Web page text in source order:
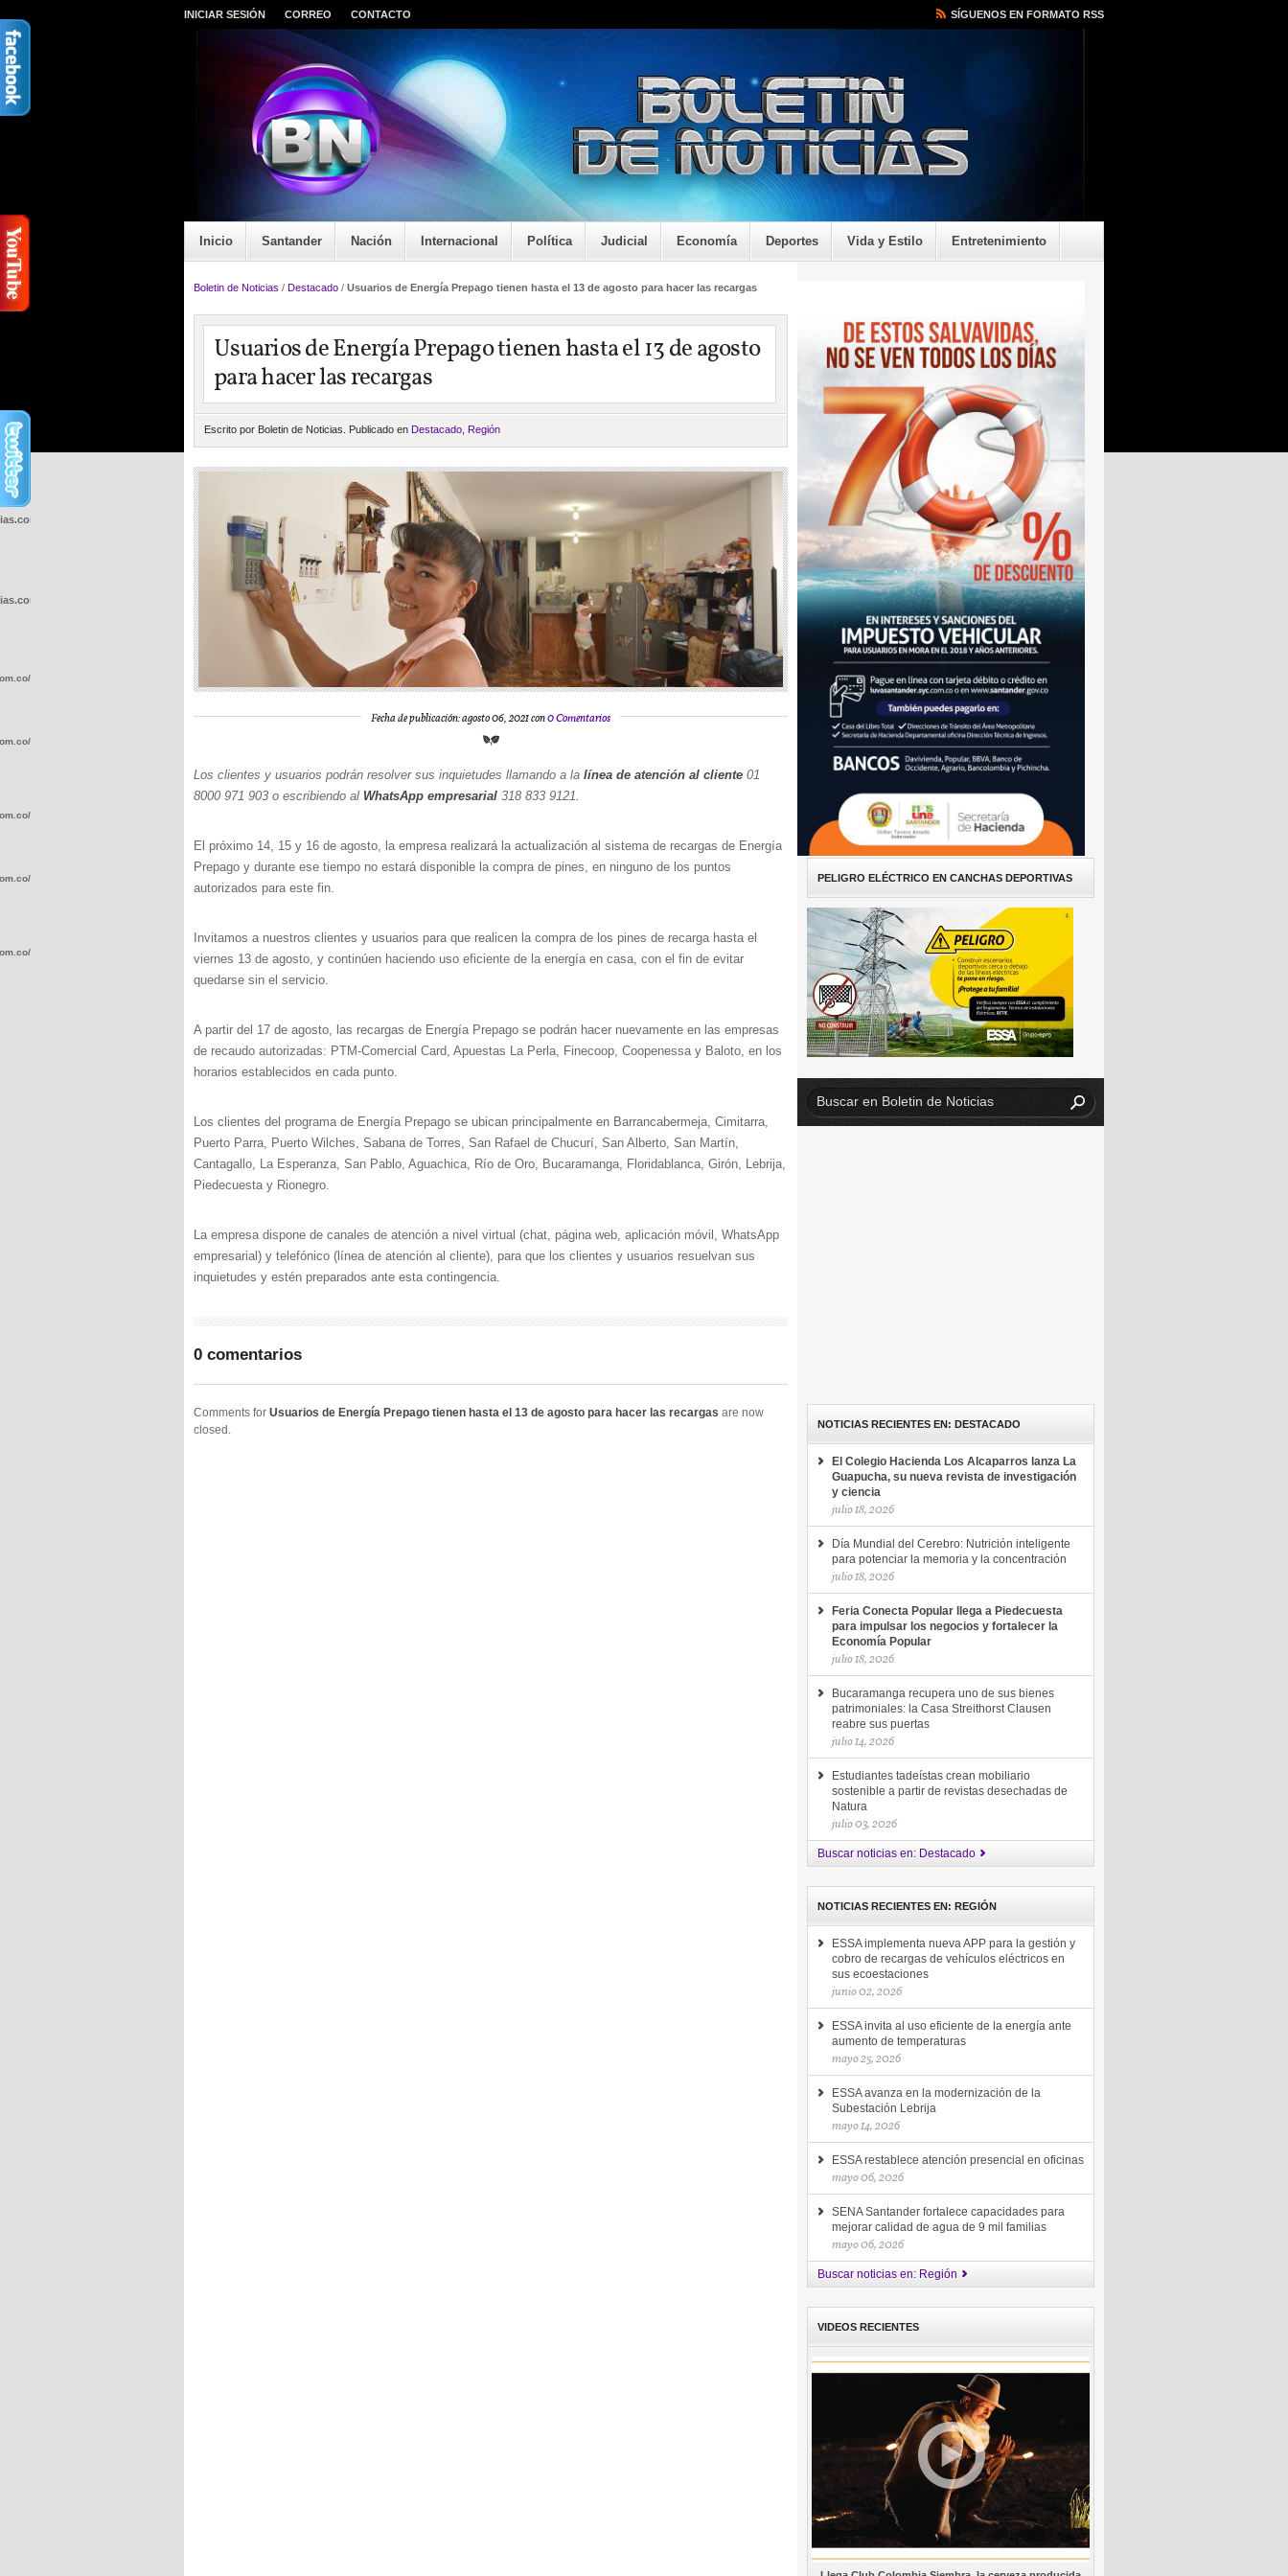
INICIAR SESIÓN CORREO CONTACTO SÍGUENOS EN FORMATO RSS
Inicio Santander Nación Internacional Política Judicial Economía Deportes Vida y Estilo Entretenimiento
Boletin de Noticias / Destacado / Usuarios de Energía Prepago tienen hasta el 13 de agosto para hacer las recargas
Usuarios de Energía Prepago tienen hasta el 13 de agosto
para hacer las recargas
Escrito por Boletin de Noticias. Publicado en Destacado Región
Fecha de publicación: agosto 06, 2021 con0 Comentarios
Los clientes y usuarios podrán resolver sus inquietudes llamando a la línea de atención al cliente 01
8000 971 903 o escribiendo al WhatsApp empresarial 318 833 9121.
El próximo 14, 15 y 16 de agosto, la empresa realizará la actualización al sistema de recargas de Energía
Prepago y durante ese tiempo no estará disponible la compra de pines, en ninguno de los puntos
autorizados para este fin.
Invitamos a nuestros clientes y usuarios para que realicen la compra de los pines de recarga hasta el
viernes 13 de agosto, y continúen haciendo uso eficiente de la energía en casa, con el fin de evitar
quedarse sin el servicio.
A partir del 17 de agosto, las recargas de Energía Prepago se podrán hacer nuevamente en las empresas
de recaudo autorizadas: PTM-Comercial Card, Apuestas La Perla, Finecoop, Coopenessa y Baloto, en los
horarios establecidos en cada punto.
Los clientes del programa de Energía Prepago se ubican principalmente en Barrancabermeja, Cimitarra,
Puerto Parra, Puerto Wilches, Sabana de Torres, San Rafael de Chucurí, San Alberto, San Martín,
Cantagallo, La Esperanza, San Pablo, Aguachica, Río de Oro, Bucaramanga, Floridablanca, Girón, Lebrija,
Piedecuesta y Rionegro.
La empresa dispone de canales de atención a nivel virtual (chat, página web, aplicación móvil, WhatsApp
empresarial) y telefónico (línea de atención al cliente), para que los clientes y usuarios resuelvan sus
inquietudes y estén preparados ante esta contingencia.
0 comentarios
Comments for Usuarios de Energía Prepago tienen hasta el 13 de agosto para hacer las recargas are now
closed.
PELIGRO ELÉCTRICO EN CANCHAS DEPORTIVAS
NOTICIAS RECIENTES EN: DESTACADO
El Colegio Hacienda Los Alcaparros lanza La
Guapucha, su nueva revista de investigación
y ciencia
julio 18, 2026
Día Mundial del Cerebro: Nutrición inteligente
para potenciar la memoria y la concentración
julio 18, 2026
Feria Conecta Popular llega a Piedecuesta
para impulsar los negocios y fortalecer la
Economía Popular
julio 18, 2026
Bucaramanga recupera uno de sus bienes
patrimoniales: la Casa Streithorst Clausen
reabre sus puertas
julio 14, 2026
Estudiantes tadeístas crean mobiliario
sostenible a partir de revistas desechadas de
Natura
julio 03, 2026
Buscar noticias en: Destacado
NOTICIAS RECIENTES EN: REGIÓN
ESSA implementa nueva APP para la gestión y
cobro de recargas de vehículos eléctricos en
sus ecoestaciones
junio 02, 2026
ESSA invita al uso eficiente de la energía ante
aumento de temperaturas
mayo 25, 2026
ESSA avanza en la modernización de la
Subestación Lebrija
mayo 14, 2026
ESSA restablece atención presencial en oficinas
mayo 06, 2026
SENA Santander fortalece capacidades para
mejorar calidad de agua de 9 mil familias
mayo 06, 2026
Buscar noticias en: Región
VIDEOS RECIENTES
wp-
wp-
wp-
wp-
wp-
wp-
wp-